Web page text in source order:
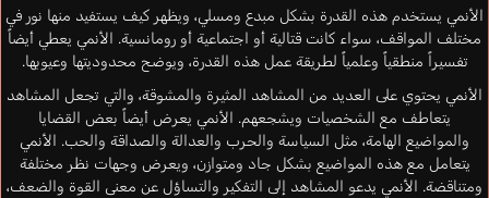
الأنمي يستخدم هذه القدرة بشكل مبدع ومسلي، ويظهر كيف يستفيد منها نور في
مختلف المواقف، سواء كانت قتالية أو اجتماعية أو رومانسية. الأنمي يعطي أيضاً
تفسيراً منطقياً وعلمياً لطريقة عمل هذه القدرة، ويوضح محدوديتها وعيوبها.
الأنمي يحتوي على العديد من المشاهد المثيرة والمشوقة، والتي تجعل المشاهد
يتعاطف مع الشخصيات ويشجعهم. الأنمي يعرض أيضاً بعض القضايا
والمواضيع الهامة، مثل السياسة والحرب والعدالة والصداقة والحب. الأنمي
يتعامل مع هذه المواضيع بشكل جاد ومتوازن، ويعرض وجهات نظر مختلفة
ومتناقضة. الأنمي يدعو المشاهد إلى التفكير والتساؤل عن معنى القوة والضعف،